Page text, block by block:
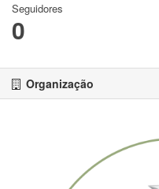
Seguidores
0
Organização